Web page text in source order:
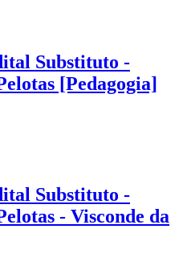
Substituto -
[Pedagogia]
Substituto -
- Visconde da